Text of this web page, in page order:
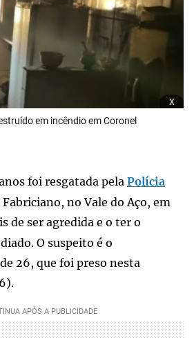
x
em incêndio em Coronel
foi resgatada pela Polícia
no Vale do Aço, em
de ser agredida e o ter o
O suspeito é o
26, que foi preso nesta